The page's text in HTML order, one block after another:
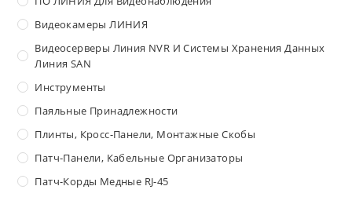
Видеокамеры ЛИНИЯ
Видеосерверы Линия NVR И Системы Хранения Данных
Линия SAN
Инструменты
Паяльные Принадлежности
Плинты, Кросс-Панели, Монтажные Скобы
Патч-Панели, Кабельные Организаторы
Патч-Корды Медные RJ-45